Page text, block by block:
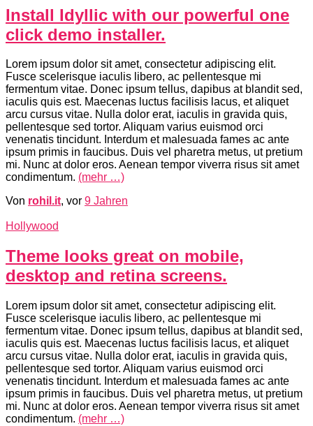
Install Idyllic with our powerful one
click demo installer.
Lorem ipsum dolor sit amet, consectetur adipiscing elit.
Fusce scelerisque iaculis libero, ac pellentesque mi
fermentum vitae. Donec ipsum tellus, dapibus at blandit sed,
iaculis quis est. Maecenas luctus facilisis lacus, et aliquet
arcu cursus vitae. Nulla dolor erat, iaculis in gravida quis,
pellentesque sed tortor. Aliquam varius euismod orci
venenatis tincidunt. Interdum et malesuada fames ac ante
ipsum primis in faucibus. Duis vel pharetra metus, ut pretium
mi. Nunc at dolor eros. Aenean tempor viverra risus sit amet
condimentum. (mehr …)
Von rohil.it, vor 9 Jahren
Hollywood
Theme looks great on mobile,
desktop and retina screens.
Lorem ipsum dolor sit amet, consectetur adipiscing elit.
Fusce scelerisque iaculis libero, ac pellentesque mi
fermentum vitae. Donec ipsum tellus, dapibus at blandit sed,
iaculis quis est. Maecenas luctus facilisis lacus, et aliquet
arcu cursus vitae. Nulla dolor erat, iaculis in gravida quis,
pellentesque sed tortor. Aliquam varius euismod orci
venenatis tincidunt. Interdum et malesuada fames ac ante
ipsum primis in faucibus. Duis vel pharetra metus, ut pretium
mi. Nunc at dolor eros. Aenean tempor viverra risus sit amet
condimentum. (mehr …)